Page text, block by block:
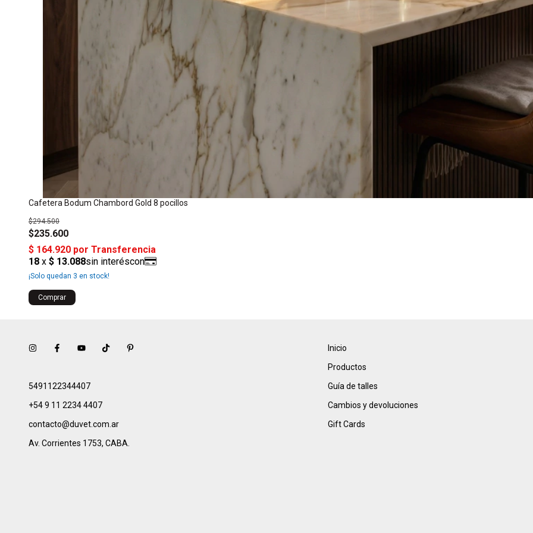
Cafetera Bodum Chambord Gold 8 pocillos
$235.600
$294.500
¡Solo quedan 3 en stock!
5491122344407
+54 9 11 2234 4407
contacto@duvet.com.ar
Av. Corrientes 1753, CABA.
Inicio
Productos
Guía de talles
Cambios y devoluciones
Gift Cards